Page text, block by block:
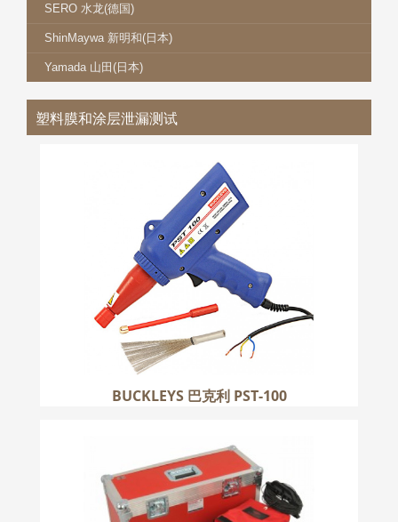
SERO 水龙(德国)
ShinMaywa 新明和(日本)
Yamada 山田(日本)
塑料膜和涂层泄漏测试
BUCKLEYS 巴克利 PST-100
BUCKLEYS 巴克利 PST-100
更多
BUCKLEYS 巴克利 PHD
更多